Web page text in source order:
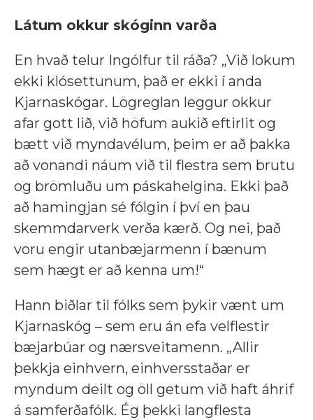
Látum okkur skóginn varða
En hvað telur Ingólfur til ráða? „Við lokum
ekki klósettunum, það er ekki í anda
Kjarnaskógar. Lögreglan leggur okkur
afar gott lið, við höfum aukið eftirlit og
bætt við myndavélum, þeim er að þakka
að vonandi náum við til flestra sem brutu
og brömluðu um páskahelgina. Ekki það
að hamingjan sé fólgin í því en þau
skemmdarverk verða kærð. Og nei, það
voru engir utanbæjarmenn í bænum
sem hægt er að kenna um!“
Hann biðlar til fólks sem þykir vænt um
Kjarnaskóg – sem eru án efa velflestir
bæjarbúar og nærsveitamenn. „Allir
þekkja einhvern, einhversstaðar er
myndum deilt og öll getum við haft áhrif
á samferðafólk. Ég þekki langflesta